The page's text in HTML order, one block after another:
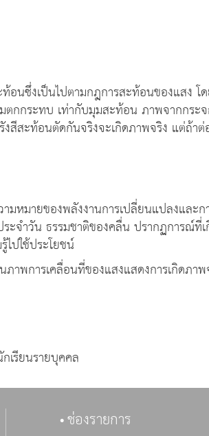
อนซึ่งเป็นไปตามกฎการสะท้อนของแสง
ตกกระทบ เท่ากับมุมสะท้อน ภาพจากกร
สีสะท้อนตัดกันจริงจะเกิดภาพจริง แต่ถ้า
ามหมายของพลังงานการเปลี่ยนแปลงแล
ะจำวัน ธรรมชาติของคลื่น ปรากฏการณ์ที่
ปใช้ประโยชน์
เคลื่อนที่ของแสงแสดงการเกิดภาพจ
เรียนรายบุคคล
ช่องรายการ